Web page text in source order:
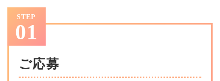
STEP
01
ご応募